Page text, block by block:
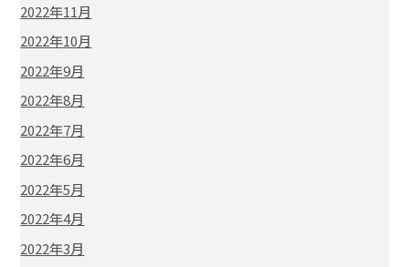
2022年11月
2022年10月
2022年9月
2022年8月
2022年7月
2022年6月
2022年5月
2022年4月
2022年3月